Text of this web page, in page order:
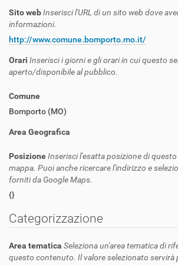
Sito webInserisci l'URL di un sito web dove
informazioni.
http://www.comune.bomporto.mo.it/
Orari Inserisci i giorni e gli orari in cui questo
aperto/disponibile al pubblico.
Comune
Bomporto (MO)
Area Geografica
PosizioneInserisci l'esatta posizione di
mappa. Puoi anche ricercare l'indirizzo e
forniti da Google Maps.
{}
Categorizzazione
Area tematica Seleziona un'area tematica di
questo contenuto. Il valore selezionato servirà